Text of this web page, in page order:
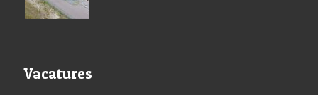
Vacatures